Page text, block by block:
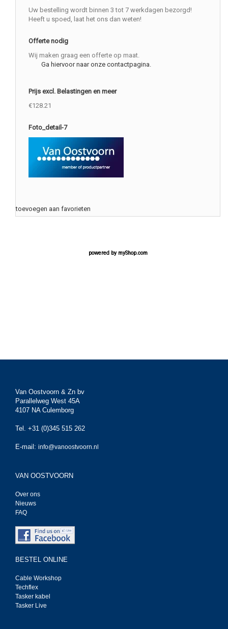
Uw bestelling wordt binnen 3 tot 7 werkdagen bezorgd!
Heeft u spoed, laat het ons dan weten!
Offerte nodig
Wij maken graag een offerte op maat.
Ga hiervoor naar onze contactpagina.
Prijs excl. Belastingen en meer
€128.21
Foto_detail-7
toevoegen aan favorieten
powered by myShop.com
Van Oostvoorn & Zn bv
Parallelweg West 45A
4107 NA Culemborg
Tel. +31 (0)345 515 262
E-mail: info@vanoostvoorn.nl
VAN OOSTVOORN
Over ons
Nieuws
FAQ
BESTEL ONLINE
Cable Workshop
Techflex
Tasker kabel
Tasker Live